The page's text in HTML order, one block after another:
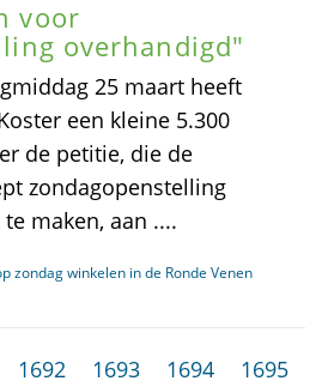
voor
overhandigd"
25 maart heeft
een kleine 5.300
de petitie, die de
zondagopenstelling
maken, aan ....
zondag winkelen in de Ronde Venen
1692 1693 1694
1695